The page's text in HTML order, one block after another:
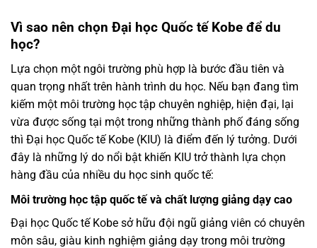
Vì sao nên chọn Đại học Quốc tế Kobe để du
học?
Lựa chọn một ngôi trường phù hợp là bước đầu tiên và
quan trọng nhất trên hành trình du học. Nếu bạn đang tìm
kiếm một môi trường học tập chuyên nghiệp, hiện đại, lại
vừa được sống tại một trong những thành phố đáng sống
thì Đại học Quốc tế Kobe (KIU) là điểm đến lý tưởng. Dưới
đây là những lý do nổi bật khiến KIU trở thành lựa chọn
hàng đầu của nhiều du học sinh quốc tế:
Môi trường học tập quốc tế và chất lượng giảng dạy cao
Đại học Quốc tế Kobe sở hữu đội ngũ giảng viên có chuyên
môn sâu, giàu kinh nghiệm giảng dạy trong môi trường